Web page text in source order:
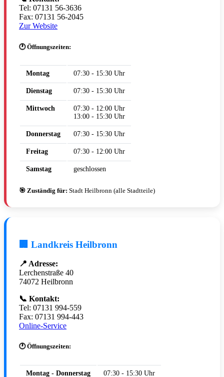
Tel: 07131 56-3636
Fax: 07131 56-2045
Zur Website
🕐 Öffnungszeiten:
Montag 07:30 - 15:30 Uhr
Dienstag 07:30 - 15:30 Uhr
Mittwoch
07:30 - 12:00 Uhr
13:00 - 15:30 Uhr
Donnerstag 07:30 - 15:30 Uhr
Freitag 07:30 - 12:00 Uhr
Samstag geschlossen
🎯 Zuständig für: Stadt Heilbronn (alle Stadtteile)
🏢 Landkreis Heilbronn
📍 Adresse:
Lerchenstraße 40
74072 Heilbronn
📞 Kontakt:
Tel: 07131 994-559
Fax: 07131 994-443
Online-Service
🕐 Öffnungszeiten:
Montag - Donnerstag 07:30 - 15:30 Uhr